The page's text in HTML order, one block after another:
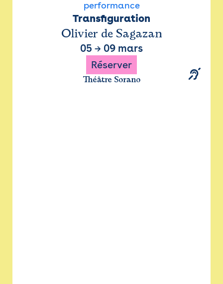
performance
Transfiguration
Olivier de Sagazan
05 → 09 mars
Réserver
Théâtre Sorano